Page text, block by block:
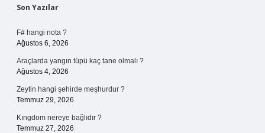
Sidebar
Son Yazılar
F# hangi nota ?
Ağustos 6, 2026
Araçlarda yangın tüpü kaç tane olmalı ?
Ağustos 4, 2026
Zeytin hangi şehirde meşhurdur ?
Temmuz 29, 2026
Kıngdom nereye bağlıdır ?
Temmuz 27, 2026